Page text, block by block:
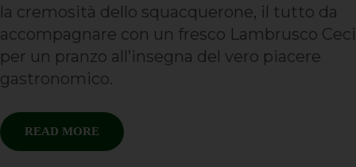
la cremosità dello squacquerone, il tutto da
accompagnare con un fresco Lambrusco Ceci
per un pranzo all’insegna del vero piacere
gastronomico.
READ MORE